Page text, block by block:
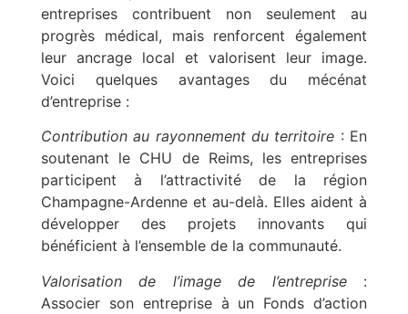
entreprises contribuent non seulement au
progrès médical, mais renforcent également
leur ancrage local et valorisent leur image.
Voici quelques avantages du mécénat
d’entreprise :
Contribution au rayonnement du territoire : En
soutenant le CHU de Reims, les entreprises
participent à l’attractivité de la région
Champagne-Ardenne et au-delà. Elles aident à
développer des projets innovants qui
bénéficient à l’ensemble de la communauté.
Valorisation de l’image de l’entreprise:
Associer son entreprise à un Fonds d’action